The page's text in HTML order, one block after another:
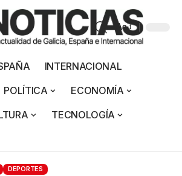
Aa
INTERNACIONAL
POLÍTICA
ECONOMÍA
TECNOLOGÍA
DEPORTES